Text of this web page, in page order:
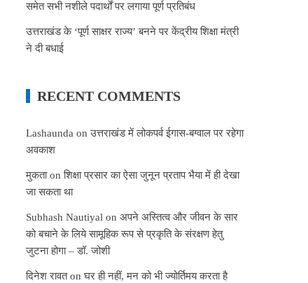
समेत सभी नशीले पदार्थों पर लगाया पूर्ण प्रतिबंध
उत्तराखंड के ‘पूर्ण साक्षर राज्य’ बनने पर केंद्रीय शिक्षा मंत्री
ने दी बधाई
RECENT COMMENTS
Lashaunda onउत्तराखंड में लोकपर्व ईगास-बग्वाल पर रहेगा
अवकाश
मुकताonशिक्षा प्रसार का ऐसा जुनून प्रताप भैया में ही देखा
जा सकता था
Subhash Nautiyal onअपने अस्तित्व और जीवन के सार
को बचाने के लिये सामूहिक रूप से प्रकृति के संरक्षण हेतु
जुटना होगा – डॉ. जोशी
दिनेश रावतonघर ही नहीं, मन को भी ज्योर्तिमय करता है